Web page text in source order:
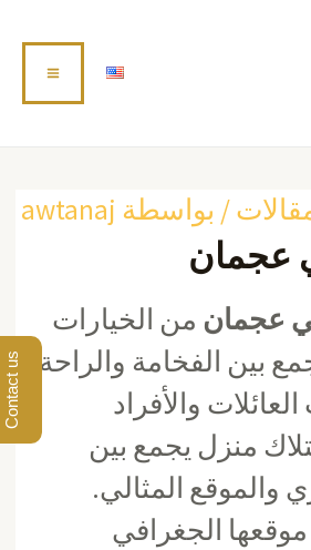
/ بواسطة awtanaj
عجمان
عجمانمن الخيارات
بين الفخامة والراحة،
والأفراد
منزل يجمع بين
والموقع المثالي.
الجغرافي
Contact us